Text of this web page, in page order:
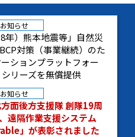
お知らせ
8年）熊本地震等」自然災
対策（事業継続）のた
ションプラットフォー
リーズを無償提供
お知らせ
面後方支援隊 創隊19周
遠隔作業支援システム
」が表彰されました